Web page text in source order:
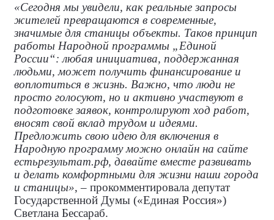
«Сегодня мы увидели, как реальные запросы
жителей превращаются в современные,
значимые для станицы объекты. Таков принцип
работы Народной программы „Единой
России“: любая инициатива, поддержанная
людьми, может получить финансирование и
воплотиться в жизнь. Важно, что люди не
просто голосуют, но и активно участвуют в
подготовке заявок, контролируют ход работ,
вносят свой вклад трудом и идеями.
Предложить свою идею для включения в
Народную программу можно онлайн на сайте
естьрезультат.рф, давайте вместе развивать
и делать комфортными для жизни наши города
и станицы», – прокомментировала депутат
Государственной Думы («Единая Россия»)
Светлана Бессараб.